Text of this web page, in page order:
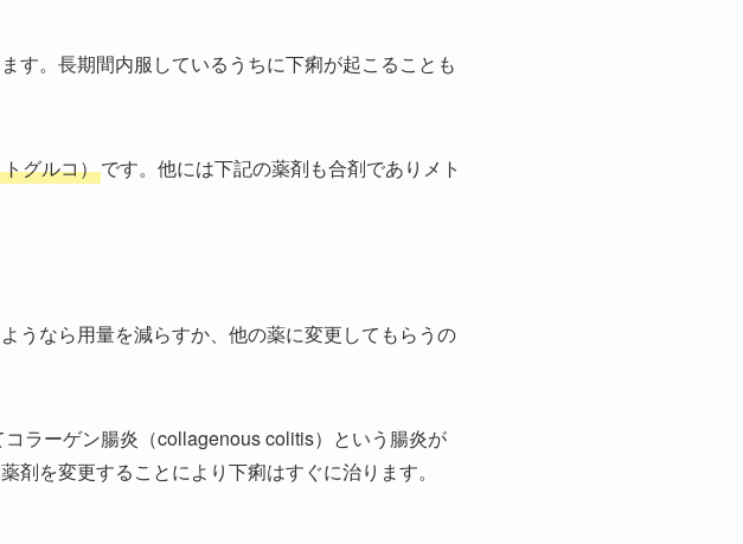
す。長期間内服しているうちに下痢が起こることも
グルコ）です。他には下記の薬剤も合剤でありメト
うなら用量を減らすか、他の薬に変更してもらうの
ラーゲン腸炎（collagenous colitis）という腸炎が
を変更することにより下痢はすぐに治ります。